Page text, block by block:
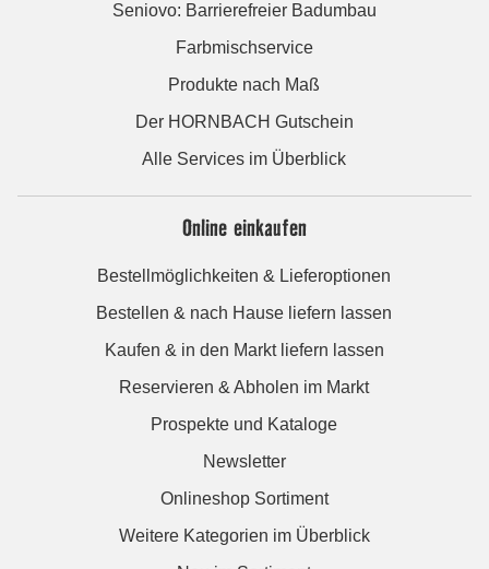
Seniovo: Barrierefreier Badumbau
Farbmischservice
Produkte nach Maß
Der HORNBACH Gutschein
Alle Services im Überblick
Online einkaufen
Bestellmöglichkeiten & Lieferoptionen
Bestellen & nach Hause liefern lassen
Kaufen & in den Markt liefern lassen
Reservieren & Abholen im Markt
Prospekte und Kataloge
Newsletter
Onlineshop Sortiment
Weitere Kategorien im Überblick